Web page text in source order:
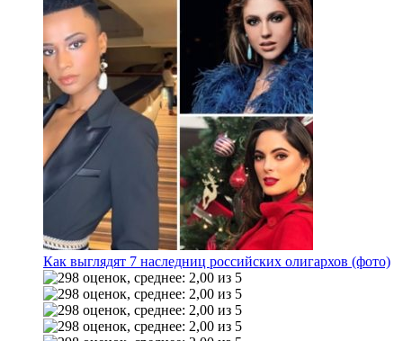
Как выглядят 7 наследниц российских олигархов (фото)